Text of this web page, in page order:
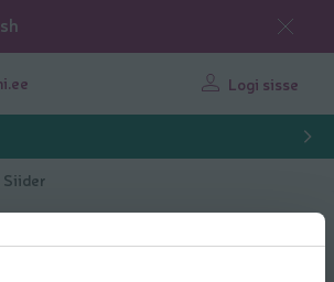
Logi sisse
Siider